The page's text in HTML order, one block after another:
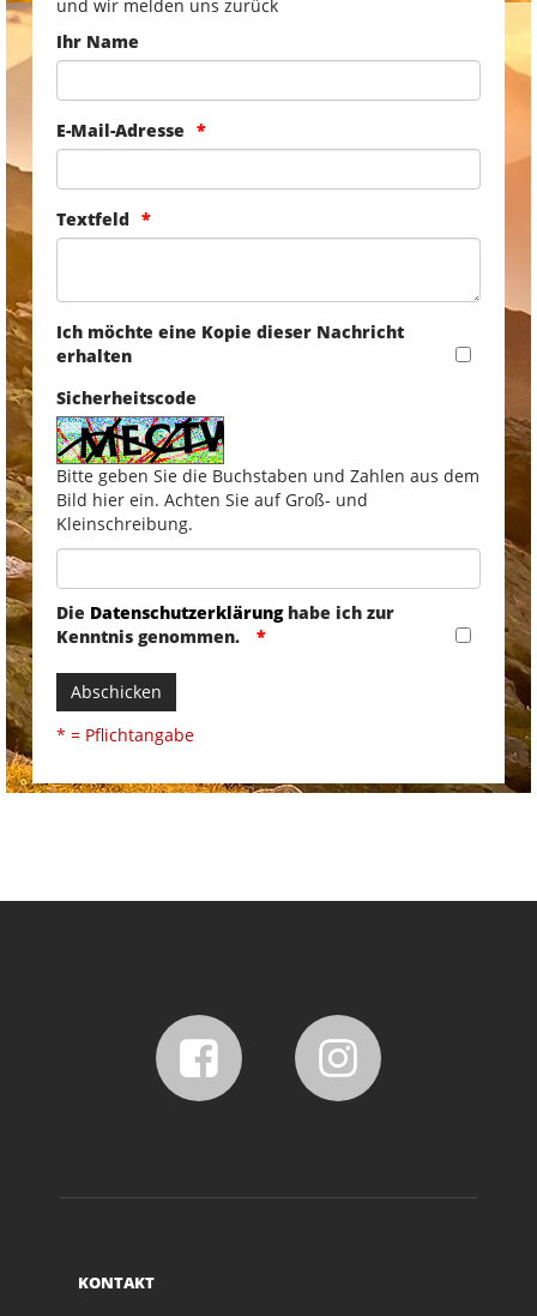
und wir melden uns zurück
Ihr Name
E-Mail-Adresse
Textfeld
Ich möchte eine Kopie dieser Nachricht
erhalten
Sicherheitscode
Bitte geben Sie die Buchstaben und Zahlen aus dem
Bild hier ein. Achten Sie auf Groß- und
Kleinschreibung.
Die Datenschutzerklärunghabe ich zur
Kenntnis genommen.
Abschicken
* = Pflichtangabe
KONTAKT